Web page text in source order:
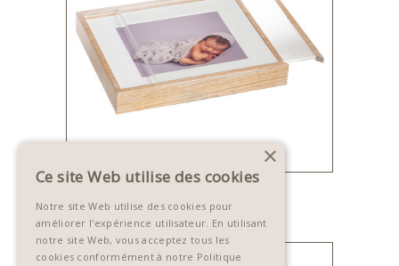
SHOWCASE
×
Ce site Web utilise des cookies
Notre site Web utilise des cookies pour
améliorer l'expérience utilisateur. En utilisant
notre site Web, vous acceptez tous les
cookies conformément à notre Politique